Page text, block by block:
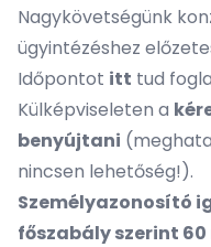
Nagykövetségünk
ügyintézéshez
Időpontot itt tud
Külképviseleten a
benyújtani
nincsen lehetőség!).
Személyazonosító
főszabály szerint